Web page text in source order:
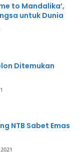
to Mandalika’,
untuk Dunia
Ditemukan
NTB Sabet Emas